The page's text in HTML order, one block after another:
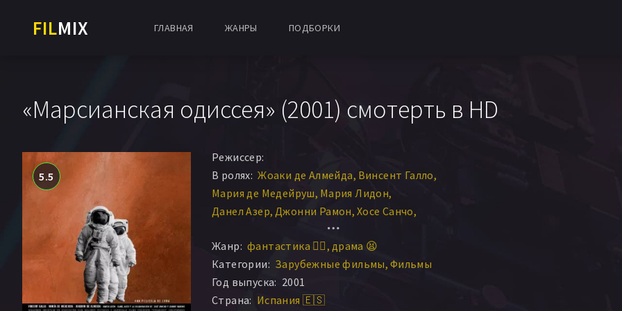
FILMIX ГЛАВНАЯ ЖАНРЫ ПОДБОРКИ
«Марсианская одиссея» (2001) смотерть в HD
5.5
Режиссер:
В ролях: Жоаки де Алмейда Винсент Галло
Мария де Медейруш Мария Лидон
Данел Азер Джонни Рамон Хосе Санчо
Жоаким ди Алмейда
Джонни Рамоне
Жанр: фантастика 🧙‍♀️ драма 😫
Категории: Зарубежные фильмы Фильмы
Год выпуска: 2001
Страна: Испания 🇪🇸